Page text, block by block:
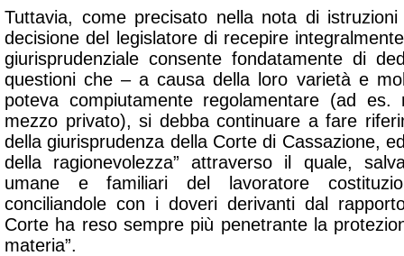
Tuttavia, come precisato nella nota di
decisione del legislatore di recepire
giurisprudenziale consente fondatamente di
questioni che – a causa della loro varietà e
poteva compiutamente regolamentare (ad
mezzo privato), si debba continuare a fare
della giurisprudenza della Corte di Cassazione,
della ragionevolezza” attraverso il quale,
umane e familiari del lavoratore
conciliandole con i doveri derivanti dal
Corte ha reso sempre più penetrante la
materia”.